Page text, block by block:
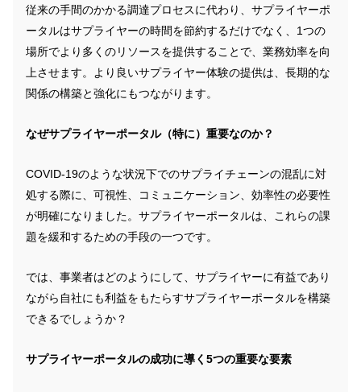
従来の手間のかかる調達プロセスに代わり、サプライヤーポ
ータルはサプライヤーの時間を節約するだけでなく、1つの
場所でより多くのリソースを提供することで、業務効率を向
上させます。より良いサプライヤー体験の提供は、長期的な
関係の構築と強化にもつながります。
なぜサプライヤーポータル（特に）重要なのか？
COVID-19のような状況下でのサプライチェーンの混乱に対
処する際に、可視性、コミュニケーション、効率性の必要性
が明確になりました。サプライヤーポータルは、これらの課
題を緩和するための手段の一つです。
では、事業者はどのようにして、サプライヤーに有益であり
ながら自社にも利益をもたらすサプライヤーポータルを構築
できるでしょうか？
サプライヤーポータルの成功に導く5つの重要な要素